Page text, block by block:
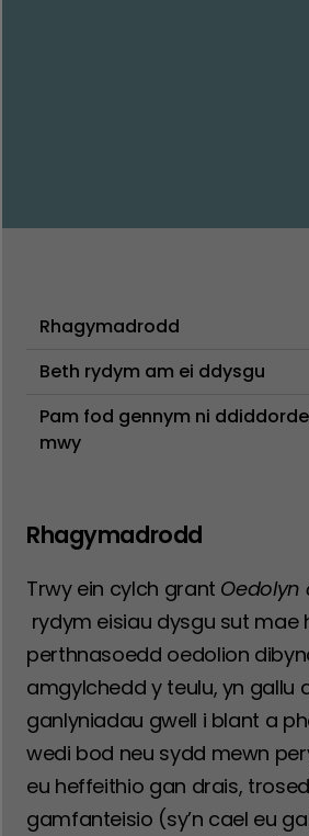
Rhagymadrodd
Beth rydym am ei ddysgu
Pam fod gennym ni
mwy
Rhagymadrodd
Trwy ein cylch grant Oedolyn
rydym eisiau dysgu sut mae
perthnasoedd oedolion
amgylchedd y teulu, yn gallu
ganlyniadau gwell i blant a
wedi bod neu sydd mewn
eu heffeithio gan drais,
gamfanteisio (sy’n cael eu